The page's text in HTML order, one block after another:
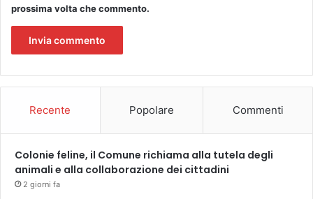
prossima volta che commento.
Recente Popolare Commenti
Colonie feline, il Comune richiama alla tutela degli
animali e alla collaborazione dei cittadini
2 giorni fa